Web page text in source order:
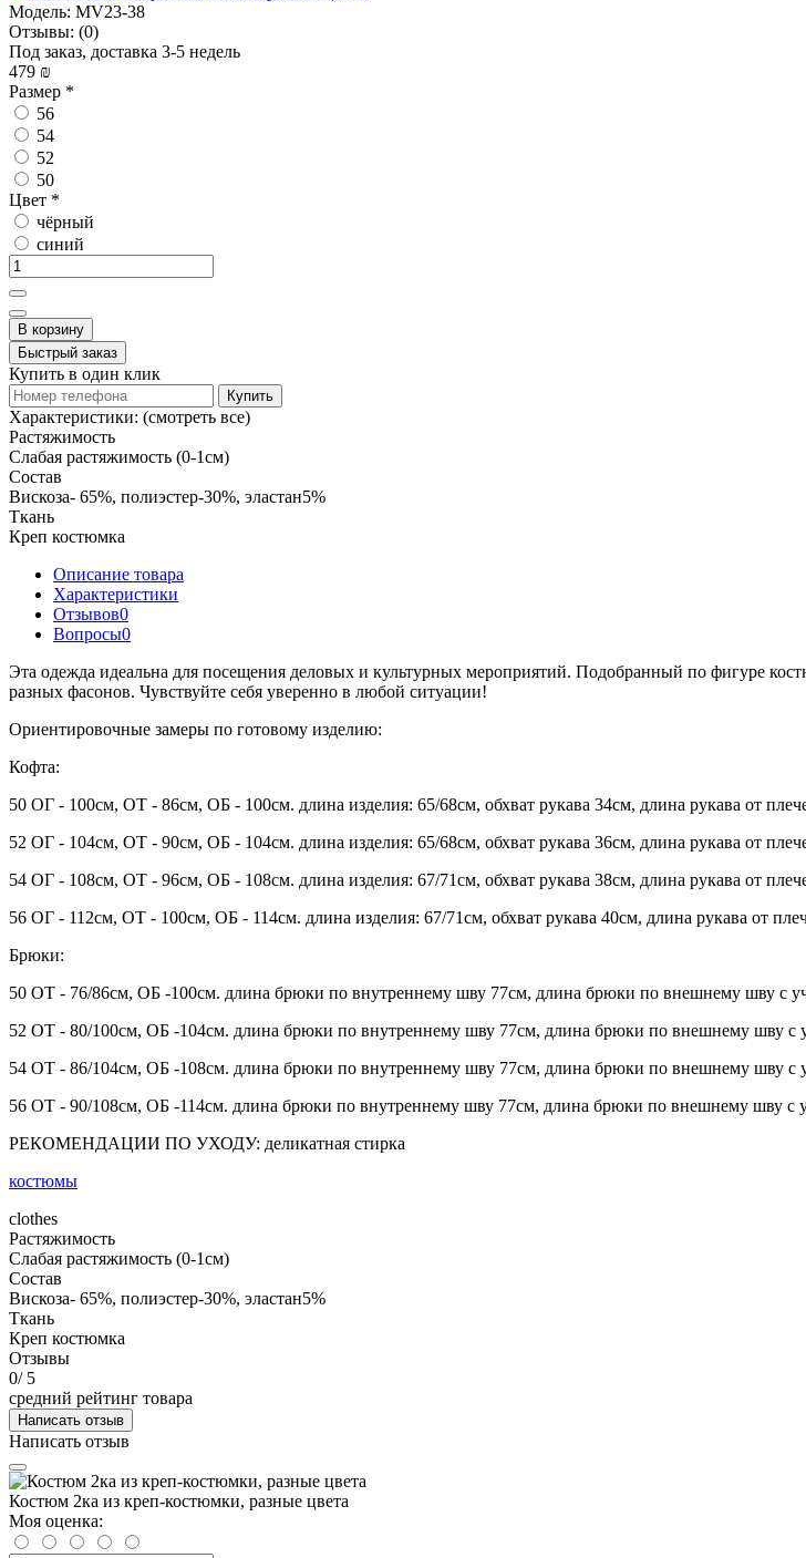
Модель: MV23-38
Отзывы: (0)
Под заказ, доставка 3-5 недель
479 ₪
Размер *
56
54
52
50
Цвет *
чёрный
синий
В корзину
Быстрый заказ
Купить в один клик
Купить
Характеристики: (смотреть все)
Растяжимость
Слабая растяжимость (0-1см)
Состав
Вискоза- 65%, полиэстер-30%, эластан5%
Ткань
Креп костюмка
Описание товара
Характеристики
Отзывов0
Вопросы0
Эта одежда идеальна для посещения деловых и культурных мероприятий. Подобранный по фигуре
разных фасонов. Чувствуйте себя уверенно в любой ситуации!
Ориентировочные замеры по готовому изделию:
Кофта:
50 ОГ - 100см, ОТ - 86см, ОБ - 100см. длина изделия: 65/68см, обхват рукава 34см, длина рукава от
52 ОГ - 104см, ОТ - 90см, ОБ - 104см. длина изделия: 65/68см, обхват рукава 36см, длина рукава от
54 ОГ - 108см, ОТ - 96см, ОБ - 108см. длина изделия: 67/71см, обхват рукава 38см, длина рукава от
56 ОГ - 112см, ОТ - 100см, ОБ - 114см. длина изделия: 67/71см, обхват рукава 40см, длина рукава от
Брюки:
50 ОТ - 76/86см, ОБ -100см. длина брюки по внутреннему шву 77см, длина брюки по внешнему шву с
52 ОТ - 80/100см, ОБ -104см. длина брюки по внутреннему шву 77см, длина брюки по внешнему шву с
54 ОТ - 86/104см, ОБ -108см. длина брюки по внутреннему шву 77см, длина брюки по внешнему шву с
56 ОТ - 90/108см, ОБ -114см. длина брюки по внутреннему шву 77см, длина брюки по внешнему шву с
РЕКОМЕНДАЦИИ ПО УХОДУ: деликатная стирка
костюмы
clothes
Растяжимость
Слабая растяжимость (0-1см)
Состав
Вискоза- 65%, полиэстер-30%, эластан5%
Ткань
Креп костюмка
Отзывы
0/ 5
средний рейтинг товара
Написать отзыв
Написать отзыв
Костюм 2ка из креп-костюмки, разные цвета
Моя оценка: